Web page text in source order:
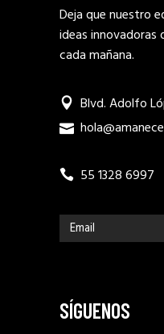
Deja que nuestro
ideas innovadoras
cada mañana.
Blvd. Adolfo
55 1328 6997
SÍGUENOS